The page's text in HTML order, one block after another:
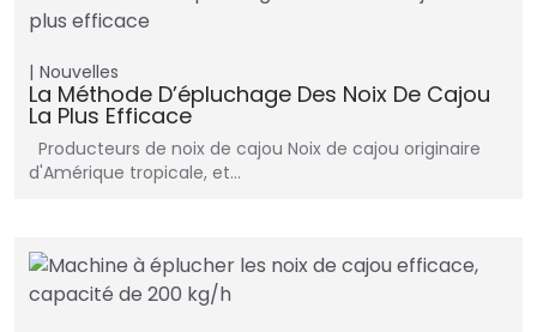
Nouvelles
La Méthode D’épluchage Des Noix De Cajou
La Plus Efficace
Producteurs de noix de cajou Noix de cajou originaire
d'Amérique tropicale, et…